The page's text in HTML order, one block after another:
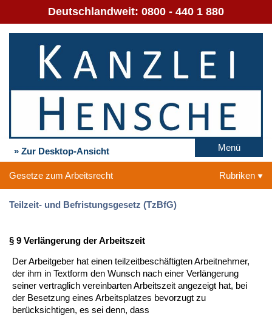
Deutschlandweit: 0800 - 440 1 880
» Zur Desktop-Ansicht Menü
Gesetze zum Arbeitsrecht Rubriken
Teilzeit- und Befristungsgesetz (TzBfG)
§ 9 Verlängerung der Arbeitszeit
Der Arbeitgeber hat einen teilzeitbeschäftigten Arbeitnehmer,
der ihm in Textform den Wunsch nach einer Verlängerung
seiner vertraglich vereinbarten Arbeitszeit angezeigt hat, bei
der Besetzung eines Arbeitsplatzes bevorzugt zu
berücksichtigen, es sei denn, dass